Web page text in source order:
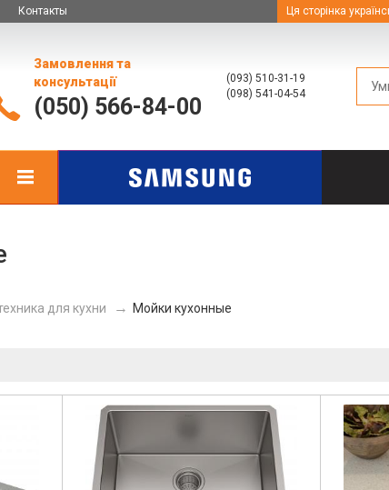
Контакты Ця сторінка
Замовлення та
консультації
(050) 566-84-00
(093) 510-31-19
(098) 541-04-54
для кухни Мойки кухонные
Previous Next